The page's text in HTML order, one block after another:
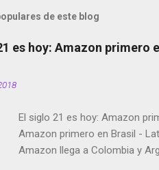
de este blog
es hoy: Amazon primero
El siglo 21 es hoy: Amazon
Amazon primero en Brasil -
Amazon llega a Colombia y